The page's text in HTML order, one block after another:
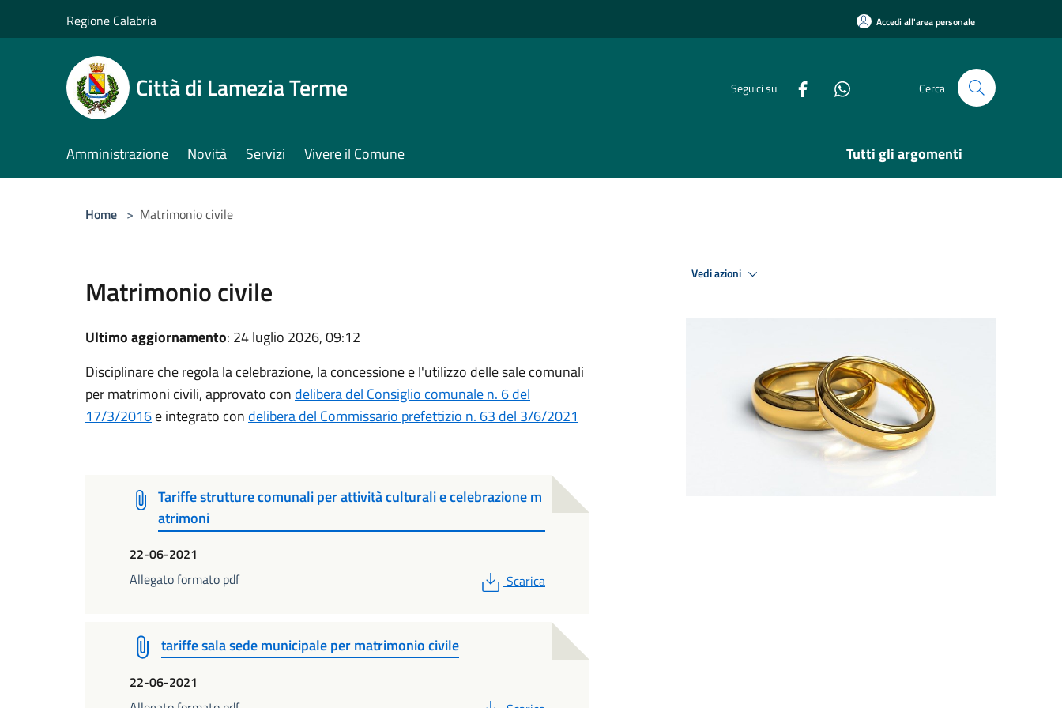
Regione Calabria Accedi all'area personale
Città di Lamezia Terme Seguici su Cerca
Amministrazione Novità Servizi Vivere il Comune Tutti gli argomenti
Home > Matrimonio civile
Matrimonio civile
Ultimo aggiornamento: 24 luglio 2026, 09:12
Disciplinare che regola la celebrazione, la concessione e l'utilizzo delle sale comunali
per matrimoni civili, approvato con delibera del Consiglio comunale n. 6 del
17/3/2016e integrato con delibera del Commissario prefettizio n. 63 del 3/6/2021
Tariffe strutture comunali per attività culturali e celebrazione m
atrimoni
22-06-2021
Allegato formato pdf
PDF
Scarica
tariffe sala sede municipale per matrimonio civile
22-06-2021
Vedi azioni